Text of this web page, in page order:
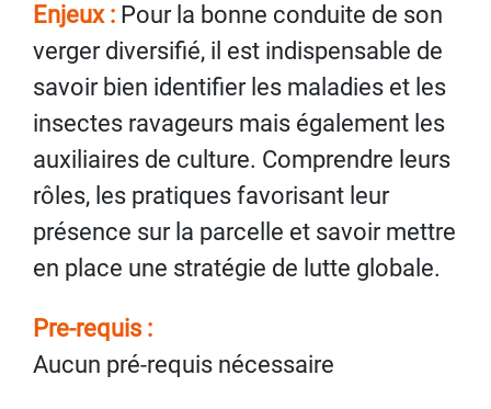
Enjeux : Pour la bonne conduite de son
verger diversifié, il est indispensable de
savoir bien identifier les maladies et les
insectes ravageurs mais également les
auxiliaires de culture. Comprendre leurs
rôles, les pratiques favorisant leur
présence sur la parcelle et savoir mettre
en place une stratégie de lutte globale.
Pre-requis :
Aucun pré-requis nécessaire